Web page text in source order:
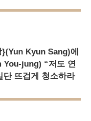
Kyun Sang)에
You-jung) “저도 연
단 뜨겁게 청소하라